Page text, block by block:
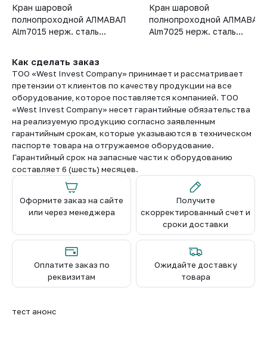
Кран шаровой
полнопроходной АЛМАВАЛ
Alm7015 нерж. сталь...
Кран шаровой
полнопроходной АЛМАВАЛ
Alm7025 нерж. сталь...
Как сделать заказ
ТОО «West Invest Company» принимает и рассматривает
претензии от клиентов по качеству продукции на все
оборудование, которое поставляется компанией. ТОО
«West Invest Company» несет гарантийные обязательства
на реализуемую продукцию согласно заявленным
гарантийным срокам, которые указываются в техническом
паспорте товара на отгружаемое оборудование.
Гарантийный срок на запасные части к оборудованию
составляет 6 (шесть) месяцев.
Оформите заказ на сайте
или через менеджера
Получите
скорректированный счет и
сроки доставки
Оплатите заказ по
реквизитам
Ожидайте доставку
товара
тест анонс